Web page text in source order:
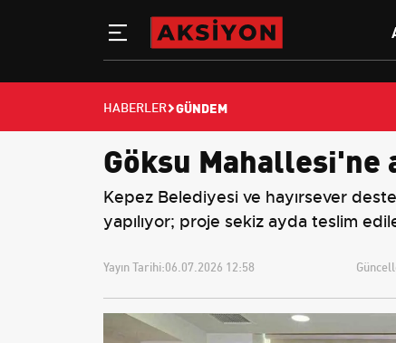
HABERLER GÜNDEM
Göksu
Kepez Belediyesi ve hayırsever
yapılıyor; proje sekiz ayda teslim
Yayın Tarihi:06.07.2026 12:58